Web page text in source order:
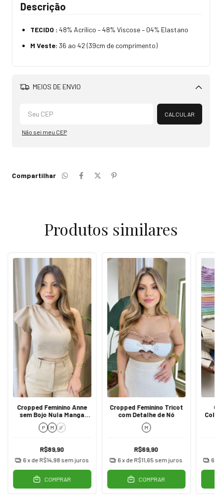
Descrição
TECIDO : 48% Acrílico – 48% Viscose – 04% Elastano
M Veste: 36 ao 42 (39cm de comprimento)
MEIOS DE ENVIO
Alterar CEP
CALCULAR
Não sei meu CEP
Compartilhar
Produtos similares
Cropped Feminino Anne
sem Bojo Nula Manga
com Zíper Nude
P M G
R$89,90
6x de R$14,98 sem juros
COMPRAR
Cropped Feminino Tricot
com Detalhe de Nó
M
R$69,90
6 x de R$11,65 sem juros
COMPRAR
6